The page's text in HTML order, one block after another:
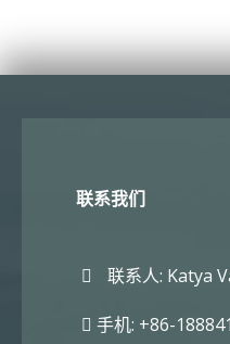
联系我们
联系人: Katya
手机: +86-